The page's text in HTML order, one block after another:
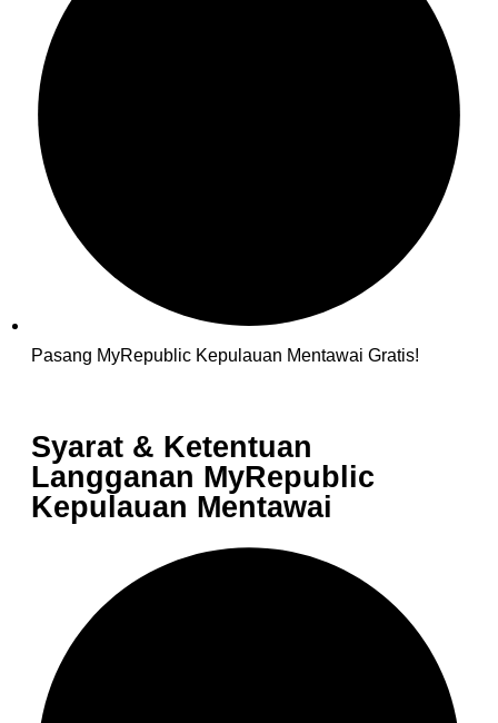
Pasang MyRepublic Kepulauan Mentawai Gratis!
Syarat & Ketentuan
Langganan MyRepublic
Kepulauan Mentawai